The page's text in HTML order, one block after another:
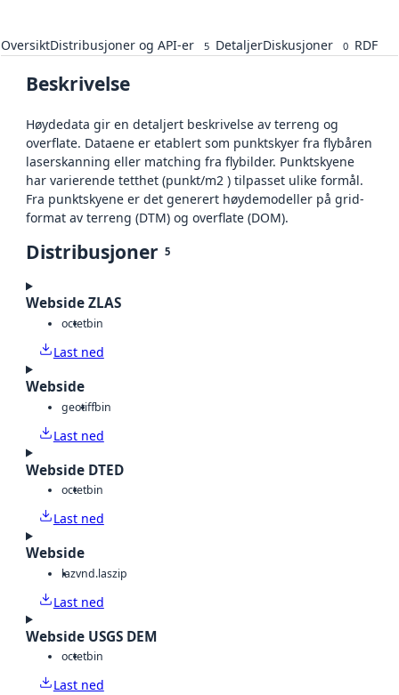
OversiktDistribusjoner og API-er 5 DetaljerDiskusjoner 0 RDF
Beskrivelse
Høydedata gir en detaljert beskrivelse av terreng og
overflate. Dataene er etablert som punktskyer fra flybåren
laserskanning eller matching fra flybilder. Punktskyene
har varierende tetthet (punkt/m2 ) tilpasset ulike formål.
Fra punktskyene er det generert høydemodeller på grid-
format av terreng (DTM) og overflate (DOM).
Distribusjoner 5
Webside ZLAS
octetbin
Last ned
Webside
geotiffbin
Last ned
Webside DTED
octetbin
Last ned
Webside
lazvnd.laszip
Last ned
Webside USGS DEM
octetbin
Last ned